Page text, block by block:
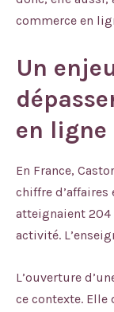
commerce en
Un
en ligne
En France,
chiffre d’affaires
atteignaient 204
activité.
L’ouverture
ce contexte.